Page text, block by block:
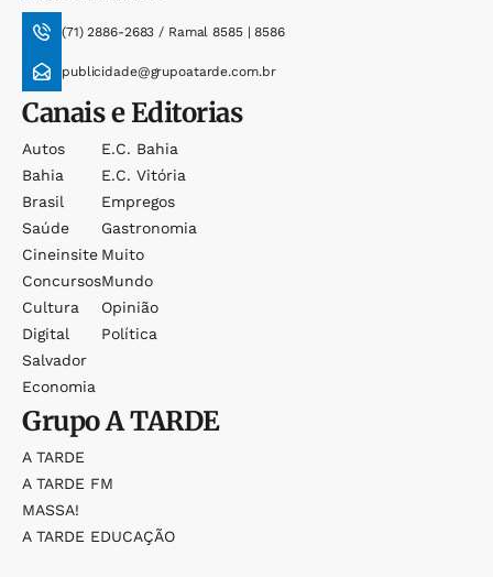
(71) 2886-2683 / Ramal 8585 | 8586
publicidade@grupoatarde.com.br
Canais e Editorias
Autos
Bahia
Brasil
Saúde
Cineinsite
Concursos
Cultura
Digital
Salvador
Economia
E.c. Bahia
E.c. Vitória
Empregos
Gastronomia
Muito
Mundo
Opinião
Política
GrupoA TARDE
A TARDE
A TARDE FM
MASSA!
A TARDE EDUCAÇÃO